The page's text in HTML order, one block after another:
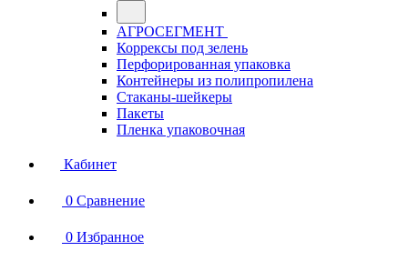
АГРОСЕГМЕНТ
Коррексы под зелень
Перфорированная упаковка
Контейнеры из полипропилена
Стаканы-шейкеры
Пакеты
Пленка упаковочная
Кабинет
0 Сравнение
0 Избранное